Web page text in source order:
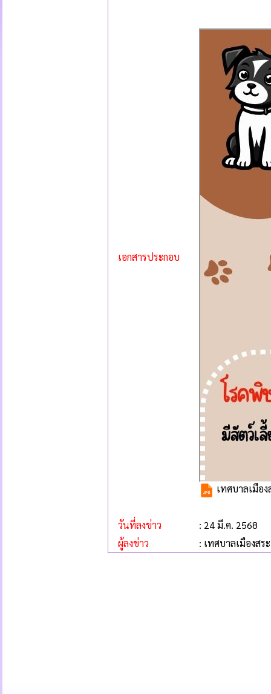
เอกสารประกอบ
เทศบาลเมือ
วันที่ลงข่าว
: 24 มี.ค. 2568
ผู้ลงข่าว
: เทศบาลเมืองสร